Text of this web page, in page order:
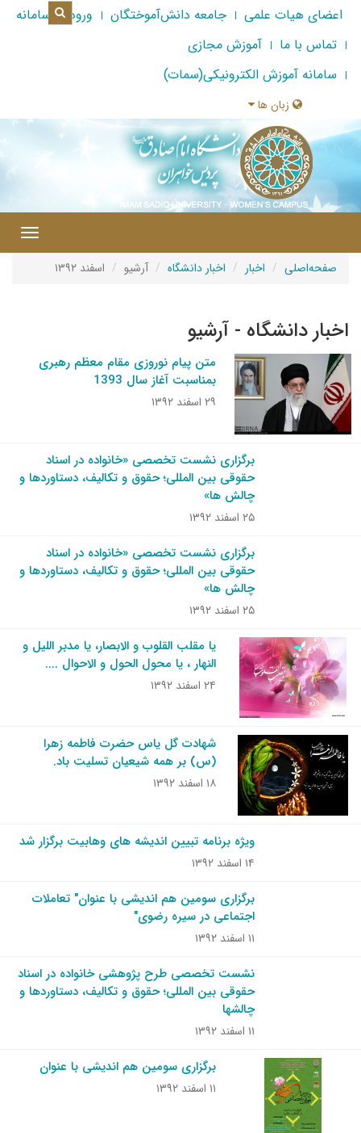
اعضای هیات علمی جامعه دانش‌آموختگان
ورود به سامانه
تماس با ما
آموزش مجازی
سامانه آموزش الکترونیکی(سمات)
زبان ها
صفحه‌اصلی اخبار اخبار دانشگاه آرشیو اسفند ۱۳۹۲
اخبار دانشگاه - آرشیو
متن پیام نوروزی مقام معظم رهبری
بمناسبت آغاز سال 1393
۲۹ اسفند ۱۳۹۲
برگزاری نشست تخصصی «خانواده در اسناد
حقوقی بین المللی؛ حقوق و تکالیف، دستاوردها و
چالش ها»
۲۵ اسفند ۱۳۹۲
برگزاری نشست تخصصی «خانواده در اسناد
حقوقی بین المللی؛ حقوق و تکالیف، دستاوردها و
چالش ها»
۲۵ اسفند ۱۳۹۲
یا مقلب القلوب و الابصار، یا مدبر اللیل و
النهار ، یا محول الحول و الاحوال ....
۲۴ اسفند ۱۳۹۲
شهادت گل یاس حضرت فاطمه زهرا
(س) بر همه شیعیان تسلیت باد.
۱۸ اسفند ۱۳۹۲
ویژه برنامه تبیین اندیشه های وهابیت برگزار شد
۱۴ اسفند ۱۳۹۲
برگزاری سومین هم اندیشی با عنوان" تعاملات
اجتماعی در سیره رضوی"
۱۱ اسفند ۱۳۹۲
نشست تخصصی طرح پژوهشی خانواده در اسناد
حقوقی بین المللی؛ حقوق و تکالیف، دستاوردها و
چالشها
۱۱ اسفند ۱۳۹۲
برگزاری سومین هم اندیشی با عنوان
۱۱ اسفند ۱۳۹۲